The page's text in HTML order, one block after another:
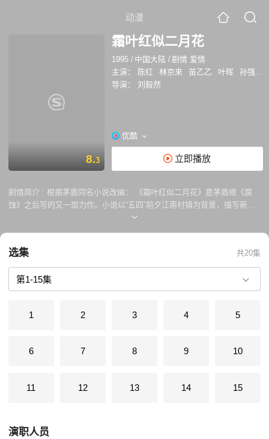
动漫
8.3
霜叶红似二月花
1995 / 中国大陆 /剧情 爱情
主演：
陈红 林京来 苗乙乙 叶晖 孙强
导演：
刘毅然
优酷
立即播放
剧情简介 : 根据茅盾同名小说改编： 《霜叶红似二月花》是茅盾继《腐
蚀》之后写的又一部力作。小说以“五四”前夕江南村镇为背景，描写新兴
资本家和豪绅地主勾心斗角、相互倾轧以及他们与农民的尖锐矛盾，中间
选集 共20集
1 2 3 4 5
6 7 8 9 10
11 12 13 14 15
演职人员